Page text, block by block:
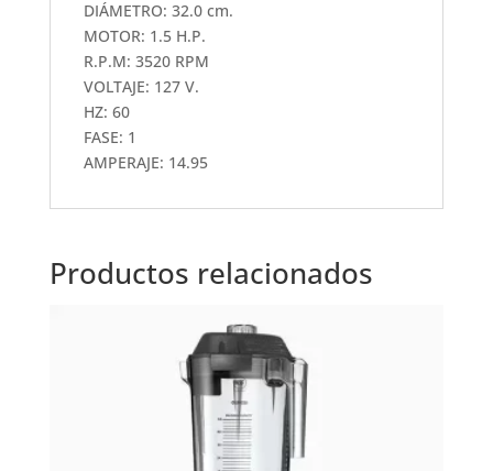
DIÁMETRO: 32.0 cm.
MOTOR: 1.5 H.P.
R.P.M: 3520 RPM
VOLTAJE: 127 V.
HZ: 60
FASE: 1
AMPERAJE: 14.95
Productos relacionados